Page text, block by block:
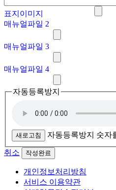
표지이미지
매뉴얼파일 2
매뉴얼파일 3
매뉴얼파일 4
자동등록방지
새로고침 자동등록방지 숫자
취소 작성완료
개인정보처리방침
서비스 이용약관